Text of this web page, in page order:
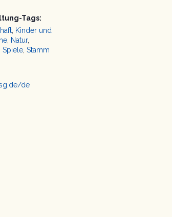
Tags:
, Kinder und
, Natur,
Spiele, Stamm
de